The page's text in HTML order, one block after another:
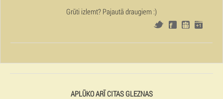
Grūti izlemt? Pajautā draugiem :)
APLŪKO ARĪ CITAS GLEZNAS